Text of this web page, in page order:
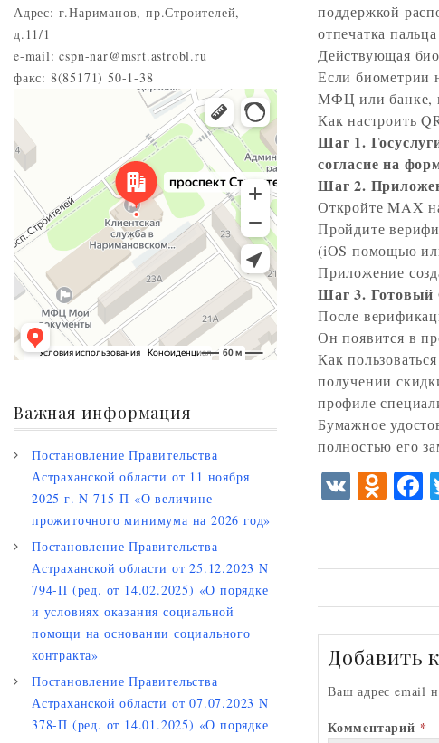
поддержкой
отпечатка
Действующая
Если биометрии
МФЦ или банке,
Как настроить
Шаг 1.
согласие на
Шаг 2.
Откройте MAX
Пройдите
(iOS помощью
Приложение
Шаг 3. Готовый
После
Он появится в
Как
получении
профиле
Бумажное
полностью его
V O
o
kl
as
sn
ik
i
F
o
o
k
Добавить
Ваш адрес email
Комментарий *
Адрес: г.Нариманов, пр.Строителей,
д.11/1
e-mail: cspn-nar@msrt.astrobl.ru
факс: 8(85171) 50-1-38
Проспект Строителей, 5 — Яндекс.Карты
Важная информация
Постановление Правительства
Астраханской области от 11 ноября
2025 г. N 715-П «О величине
прожиточного минимума на 2026 год»
Постановление Правительства
Астраханской области от 25.12.2023 N
794-П (ред. от 14.02.2025) «О порядке
и условиях оказания социальной
помощи на основании социального
контракта»
Постановление Правительства
Астраханской области от 07.07.2023 N
378-П (ред. от 14.01.2025) «О порядке